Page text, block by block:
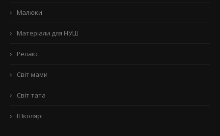
Малюки
Матеріали для НУШ
Релакс
Світ мами
Світ тата
Школярі